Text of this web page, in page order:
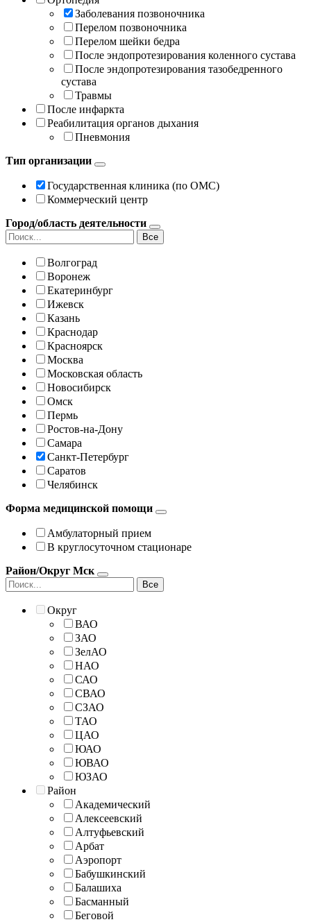
Заболевания позвоночника
Перелом позвоночника
Перелом шейки бедра
После эндопротезирования коленного сустава
После эндопротезирования тазобедренного
сустава
Травмы
После инфаркта
Реабилитация органов дыхания
Пневмония
Тип организации
Государственная клиника (по ОМС)
Коммерческий центр
Город/область деятельности
Все
Волгоград
Воронеж
Екатеринбург
Ижевск
Казань
Краснодар
Красноярск
Москва
Московская область
Новосибирск
Омск
Пермь
Ростов-на-Дону
Самара
Санкт-Петербург
Саратов
Челябинск
Форма медицинской помощи
Амбулаторный прием
В круглосуточном стационаре
Район/Округ Мск
Все
Округ
ВАО
ЗАО
ЗелАО
НАО
САО
СВАО
СЗАО
ТАО
ЦАО
ЮАО
ЮВАО
ЮЗАО
Район
Академический
Алексеевский
Алтуфьевский
Арбат
Аэропорт
Бабушкинский
Балашиха
Басманный
Беговой